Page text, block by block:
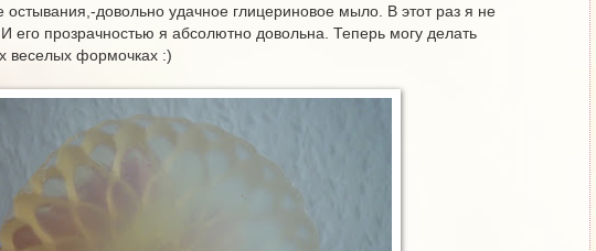
остывания,-довольно удачное глицериновое мыло. В этот раз я не
его прозрачностью я абсолютно довольна. Теперь могу делать
веселых формочках :)